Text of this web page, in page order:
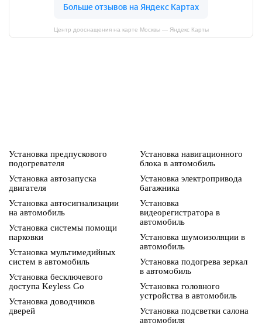
Центр дооснащения на карте Москвы — Яндекс Карты
Установка предпускового
подогревателя
Установка автозапуска
двигателя
Установка автосигнализации
на автомобиль
Установка системы помощи
парковки
Установка мультимедийных
систем в автомобиль
Установка бесключевого
доступа Keyless Go
Установка доводчиков
дверей
Установка навигационного
блока в автомобиль
Установка электропривода
багажника
Установка
видеорегистратора в
автомобиль
Установка шумоизоляции в
автомобиль
Установка подогрева зеркал
в автомобиль
Установка головного
устройства в автомобиль
Установка подсветки салона
автомобиля